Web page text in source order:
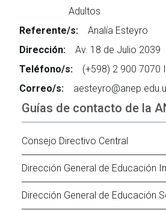
Adultos
Referente/s:
Analía Esteyro
Dirección:
Av. 18 de Julio 2039
Teléfono/s:
(+598) 2 900 7070
Correo/s:
Guías de contacto de la
Consejo Directivo Central
Dirección General de Educación
Dirección General de Educación